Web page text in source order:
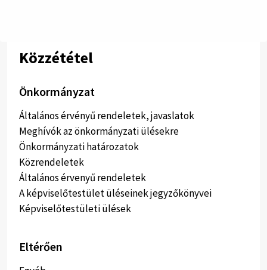
Közzététel
Önkormányzat
Általános érvényű rendeletek, javaslatok
Meghívók az önkormányzati ülésekre
Önkormányzati határozatok
Közrendeletek
Általános érvenyű rendeletek
A képviselőtestület üléseinek jegyzőkönyvei
Képviselőtestületi ülések
Eltérően